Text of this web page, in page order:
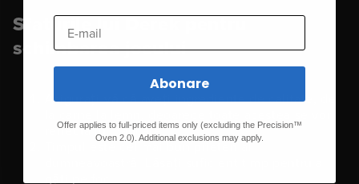
Sfaturile lui Derek pentru
schimbarea jocului
Asigurați-vă că aveți ingrediente de calitate, de
reflecta în mâncare.
Timpul este cel mai bun prieten al
E-mail
Abonare
Offer applies to full-priced items only (excluding the Precision™
Oven 2.0). Additional exclusions may apply.